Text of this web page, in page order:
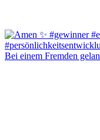
Bei einem Fremden